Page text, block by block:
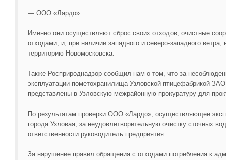
— ООО «Лардо».
Именно они осуществляют сброс своих отходов, очистные
отходами, и, при наличии западного и северо-западного ветра,
территорию Новомосковска.
Также Росприроднадзор сообщил нам о том, что за
эксплуатации пометохранилища Узловской птицефабрикой
представлены в Узловскую межрайонную прокуратуру для
По результатам проверки ООО «Лардо», осуществляющее
города Узловая, за неудовлетворительную очистку сточных
ответственности руководитель предприятия.
За нарушение правил обращения с отходами потребления к